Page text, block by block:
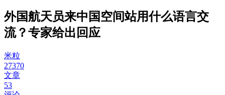
外国航天员来中国空间站用什么语言交
流？专家给出回应
米粒
27370
文章
53